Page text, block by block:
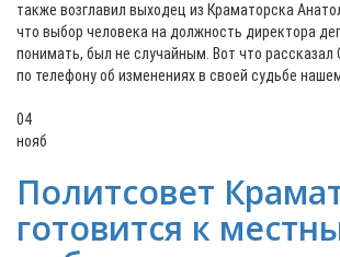
также возглавил выходец из Краматорска
что выбор человека на должность директора
понимать, был не случайным. Вот что рассказал
по телефону об изменениях в своей судьбе
04
нояб
Политсовет
готовится к